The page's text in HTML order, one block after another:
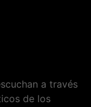
a través
de los